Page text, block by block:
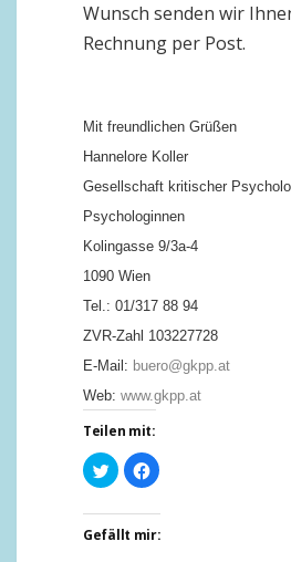
Wunsch senden wir
Rechnung per Post.
Mit freundlichen Grüßen
Hannelore Koller
Gesellschaft kritischer
Psychologinnen
Kolingasse 9/3a-4
1090 Wien
Tel.: 01/317 88 94
ZVR-Zahl 103227728
E-Mail: buero@gkpp.at
Web: www.gkpp.at
Teilen mit:
Klick,
um
über
zu
teilen
(Wird
Klick,
um
zu
teilen
(Wird
Gefällt mir: